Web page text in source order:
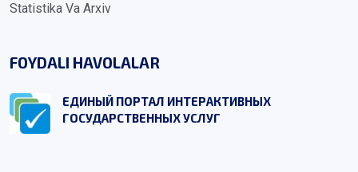
Statistika Va Arxiv
FOYDALI HAVOLALAR
ЕДИНЫЙ ПОРТАЛ ИНТЕРАКТИВНЫХ
ГОСУДАРСТВЕННЫХ УСЛУГ